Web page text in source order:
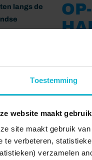
Toestemming
website maakt
site maakt gebruik
te verbeteren,
verzamelen
langs de
voor
geen 20
op het
het
25-06-